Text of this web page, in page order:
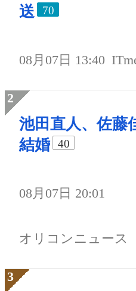
送
70
08月07日 13:40
池田直人、佐藤
結婚
40
08月07日 20:01
オリコンニュース